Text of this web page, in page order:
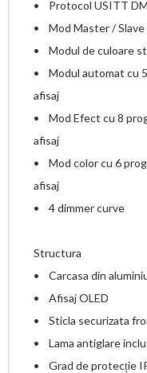
• Protocol USITT
• Mod Master / Slave
• Modul de culoare
• Modul automat cu
afisaj
• Mod Efect cu 8
afisaj
• Mod color cu 6
afisaj
• 4 dimmer curve
Structura
• Carcasa din
• Afisaj OLED
• Sticla securizata
• Lama antiglare
• Grad de protecție